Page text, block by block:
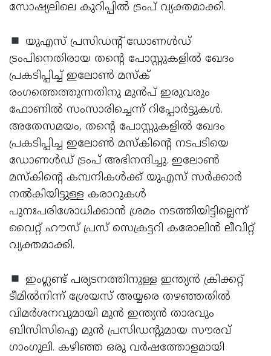
സോഷ്യലിലെ കുറിപ്പില്‍ ട്രംപ് വ്യക്തമാക്കി.
യുഎസ് പ്രസിഡന്റ് ഡോണള്‍ഡ്
ട്രംപിനെതിരായ തന്റെ പോസ്റ്റുകളില്‍ ഖേദം
പ്രകടിപ്പിച്ച് ഇലോണ്‍ മസ്‌ക്
രംഗത്തെത്തുന്നതിനു മുന്‍പ് ഇരുവരും
ഫോണില്‍ സംസാരിച്ചെന്ന് റിപ്പോര്‍ട്ടുകള്‍.
അതേസമയം, തന്റെ പോസ്റ്റുകളില്‍ ഖേദം
പ്രകടിപ്പിച്ച ഇലോണ്‍ മസ്‌കിന്റെ നടപടിയെ
ഡോണള്‍ഡ് ട്രംപ് അഭിനന്ദിച്ചു. ഇലോണ്‍
മസ്‌കിന്റെ കമ്പനികള്‍ക്ക് യുഎസ് സര്‍ക്കാര്‍
നല്‍കിയിട്ടുള്ള കരാറുകള്‍
പുനഃപരിശോധിക്കാന്‍ ശ്രമം നടത്തിയിട്ടില്ലെന്ന്
വൈറ്റ് ഹൗസ് പ്രസ് സെക്രട്ടറി കരോലിന്‍ ലീവിറ്റ്
വ്യക്തമാക്കി.
ഇംഗ്ലണ്ട് പര്യടനത്തിനുള്ള ഇന്ത്യന്‍ ക്രിക്കറ്റ്
ടീമില്‍നിന്ന് ശ്രേയസ് അയ്യരെ തഴഞ്ഞതില്‍
വിമര്‍ശനവുമായി മുന്‍ ഇന്ത്യന്‍ താരവും
ബിസിസിഐ മുന്‍ പ്രസിഡന്റുമായ സൗരവ്
ഗാംഗുലി. കഴിഞ്ഞ ഒരു വര്‍ഷത്തോളമായി